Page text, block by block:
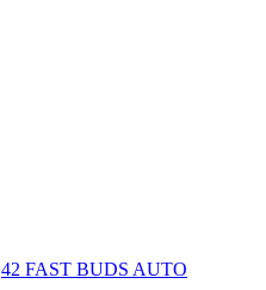
42 FAST BUDS AUTO